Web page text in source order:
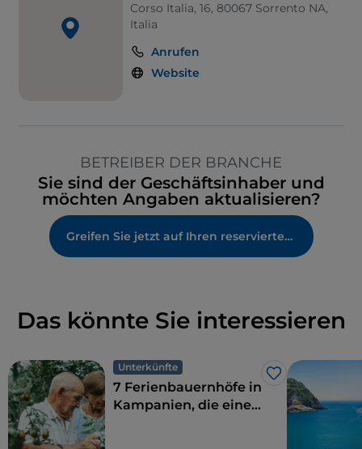
Corso Italia, 16, 80067 Sorrento NA,
Italia
Anrufen
Website
BETREIBER DER BRANCHE
Sie sind der Geschäftsinhaber und
möchten Angaben aktualisieren?
Greifen Sie jetzt auf Ihren reservierten Bereich zu
Das könnte Sie interessieren
Unterkünfte
Like
7 Ferienbauernhöfe in
Kampanien, die eine